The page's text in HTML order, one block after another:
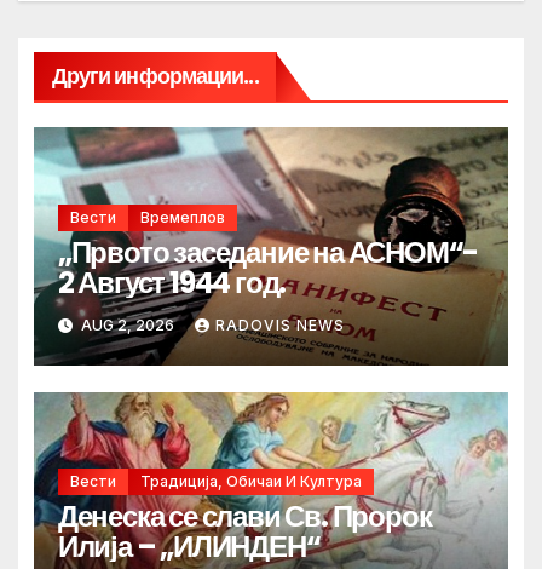
Други информации...
Вести Времеплов
„Првото заседание на АСНОМ“-
2 Август 1944 год.
AUG 2, 2026 RADOVIS NEWS
Вести Традиција, Обичаи И Култура
Денеска се слави Св. Пророк
Илија – „ИЛИНДЕН“